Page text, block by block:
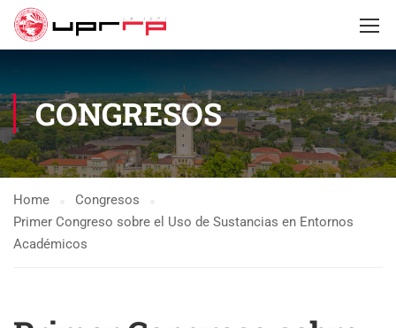
CONGRESOS
Home
Congresos
Primer Congreso sobre el Uso de Sustancias en Entornos
Académicos